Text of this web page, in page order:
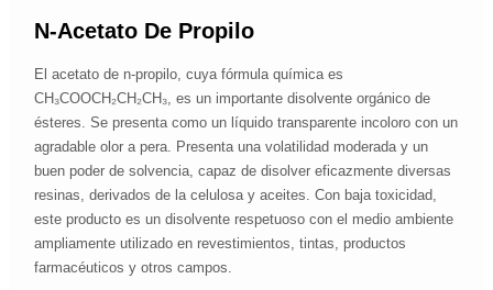
N-Acetato De Propilo
El acetato de n-propilo, cuya fórmula química es
CH₃COOCH₂CH₂CH₃, es un importante disolvente orgánico de
ésteres. Se presenta como un líquido transparente incoloro con un
agradable olor a pera. Presenta una volatilidad moderada y un
buen poder de solvencia, capaz de disolver eficazmente diversas
resinas, derivados de la celulosa y aceites. Con baja toxicidad,
este producto es un disolvente respetuoso con el medio ambiente
ampliamente utilizado en revestimientos, tintas, productos
farmacéuticos y otros campos.